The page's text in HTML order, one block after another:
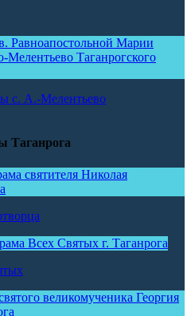
с. А.-Мелентьево
Таганрога